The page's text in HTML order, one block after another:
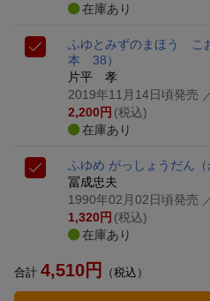
在庫あり
ふゆとみずのまほう こ
本 38）
片平 孝
2019年11月14日頃発売
2,200円 (税込)
在庫あり
ふゆめ がっしょうだん
冨成忠夫
1990年02月02日頃発売
1,320円 (税込)
在庫あり
合計 4,510円 （税込）